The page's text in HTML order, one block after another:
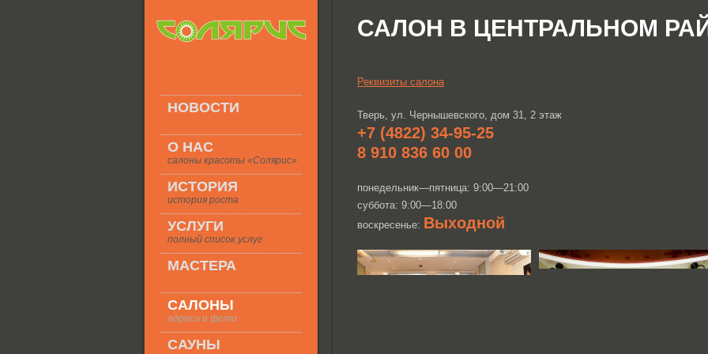
НОВОСТИ
О НАС
салоны красоты «Солярис»
ИСТОРИЯ
история роста
УСЛУГИ
полный список услуг
МАСТЕРА
САЛОНЫ
адреса и фото
САУНЫ
САЛОН В ЦЕНТРАЛЬНОМ
Реквизиты салона
Тверь, ул. Чернышевского, дом 31, 2 этаж
+7 (4822) 34-95-25
8 910 836 60 00
понедельник—пятница: 9:00—21:00
суббота: 9:00—18:00
воскресенье: Выходной